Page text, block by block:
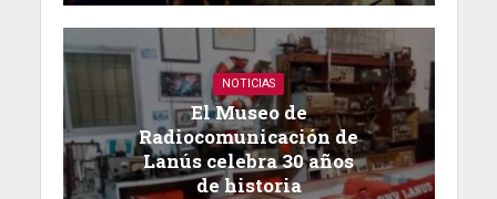
NOTICIAS
El Museo de
Radiocomunicación de
Lanús celebra 30 años
de historia